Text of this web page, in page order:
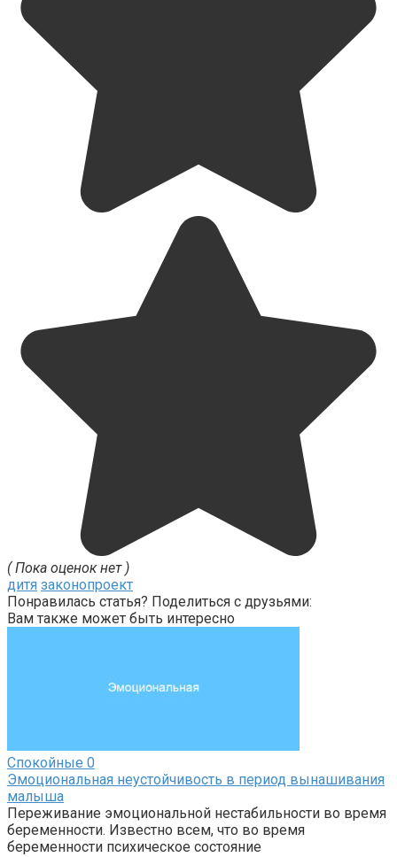
( Пока оценок нет )
дитя законопроект
Понравилась статья? Поделиться с друзьями:
Вам также может быть интересно
Спокойные 0
Эмоциональная неустойчивость в период вынашивания
малыша
Переживание эмоциональной нестабильности во время
беременности. Известно всем, что во время
беременности психическое состояние